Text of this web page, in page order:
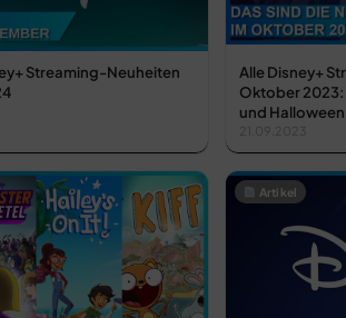
Streaming-Neuheiten
Alle Disney+
Oktober 2023:
und
21.09.2023
Artikel